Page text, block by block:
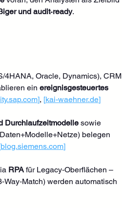
und audit‑ready.
4HANA, Oracle, Dynamics), CRM
ein ereignisgesteuertes
], [kai-waehner.de]
Durchlaufzeitmodelle sowie
belegen
blog.siemens.com]
RPA für Legacy‑Oberflächen –
werden automatisch